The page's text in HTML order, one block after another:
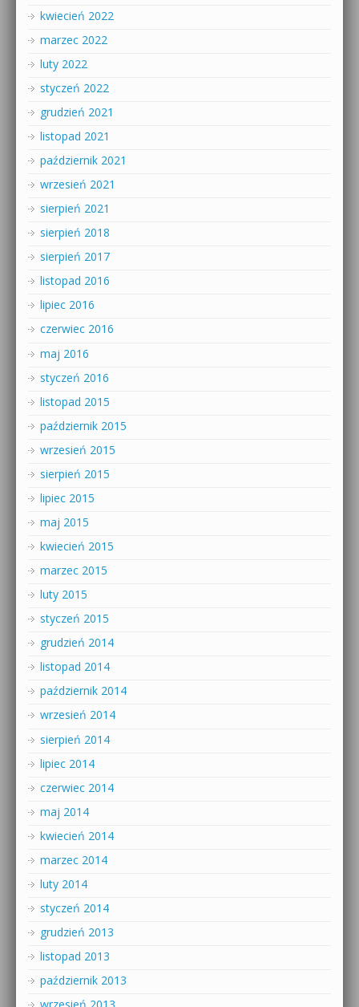
kwiecień 2022
marzec 2022
luty 2022
styczeń 2022
grudzień 2021
listopad 2021
październik 2021
wrzesień 2021
sierpień 2021
sierpień 2018
sierpień 2017
listopad 2016
lipiec 2016
czerwiec 2016
maj 2016
styczeń 2016
listopad 2015
październik 2015
wrzesień 2015
sierpień 2015
lipiec 2015
maj 2015
kwiecień 2015
marzec 2015
luty 2015
styczeń 2015
grudzień 2014
listopad 2014
październik 2014
wrzesień 2014
sierpień 2014
lipiec 2014
czerwiec 2014
maj 2014
kwiecień 2014
marzec 2014
luty 2014
styczeń 2014
grudzień 2013
listopad 2013
październik 2013